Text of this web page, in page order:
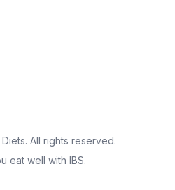
All rights reserved.
eat well with IBS.